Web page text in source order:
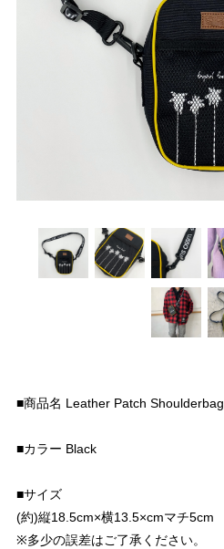
■商品名 Leather Patch Shoulderbag
■カラー Black
■サイズ
(約)縦18.5cm×横13.5×cmマチ5cm
※多少の誤差はご了承ください。